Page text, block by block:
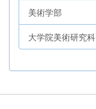
美術学部
大学院美術研究科